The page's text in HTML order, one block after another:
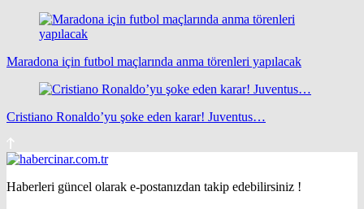
Maradona için futbol maçlarında anma törenleri yapılacak
Cristiano Ronaldo’yu şoke eden karar! Juventus…
Haberleri güncel olarak e-postanızdan takip edebilirsiniz !